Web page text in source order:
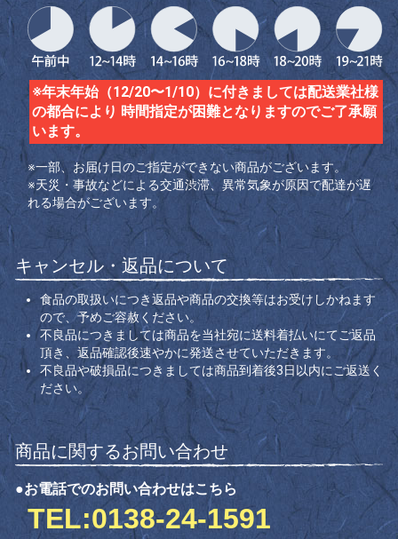
※年末年始（12/20〜1/10）に付きましては配送業社様
の都合により 時間指定が困難となりますのでご了承願
います。
※一部、お届け日のご指定ができない商品がございます。
※天災・事故などによる交通渋滞、異常気象が原因で配達が遅
れる場合がございます。
キャンセル・返品について
食品の取扱いにつき返品や商品の交換等はお受けしかねます
ので、予めご容赦ください。
不良品につきましては商品を当社宛に送料着払いにてご返品
頂き、返品確認後速やかに発送させていただきます。
不良品や破損品につきましては商品到着後3日以内にご返送く
ださい。
商品に関するお問い合わせ
●お電話でのお問い合わせはこちら
TEL:0138-24-1591